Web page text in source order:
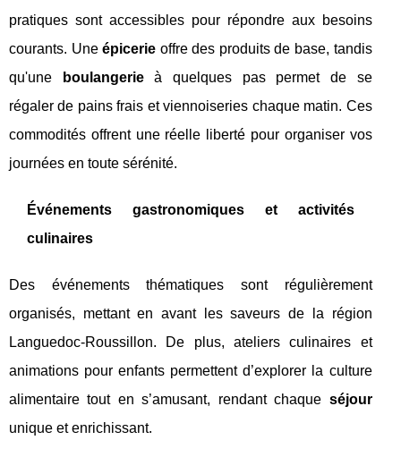
pratiques sont accessibles pour répondre aux besoins
courants. Uneépicerie offre des produits de base, tandis
qu'une
boulangerieà quelques pas permet de se
régaler de pains frais et viennoiseries chaque matin. Ces
commodités offrent une réelle liberté pour organiser vos
journées en toute sérénité.
Événements gastronomiques et activités
culinaires
Des événements thématiques sont régulièrement
organisés, mettant en avant les saveurs de la région
Languedoc-Roussillon. De plus, ateliers culinaires et
animations pour enfants permettent d’explorer la culture
alimentaire tout en s’amusant, rendant chaque séjour
unique et enrichissant.